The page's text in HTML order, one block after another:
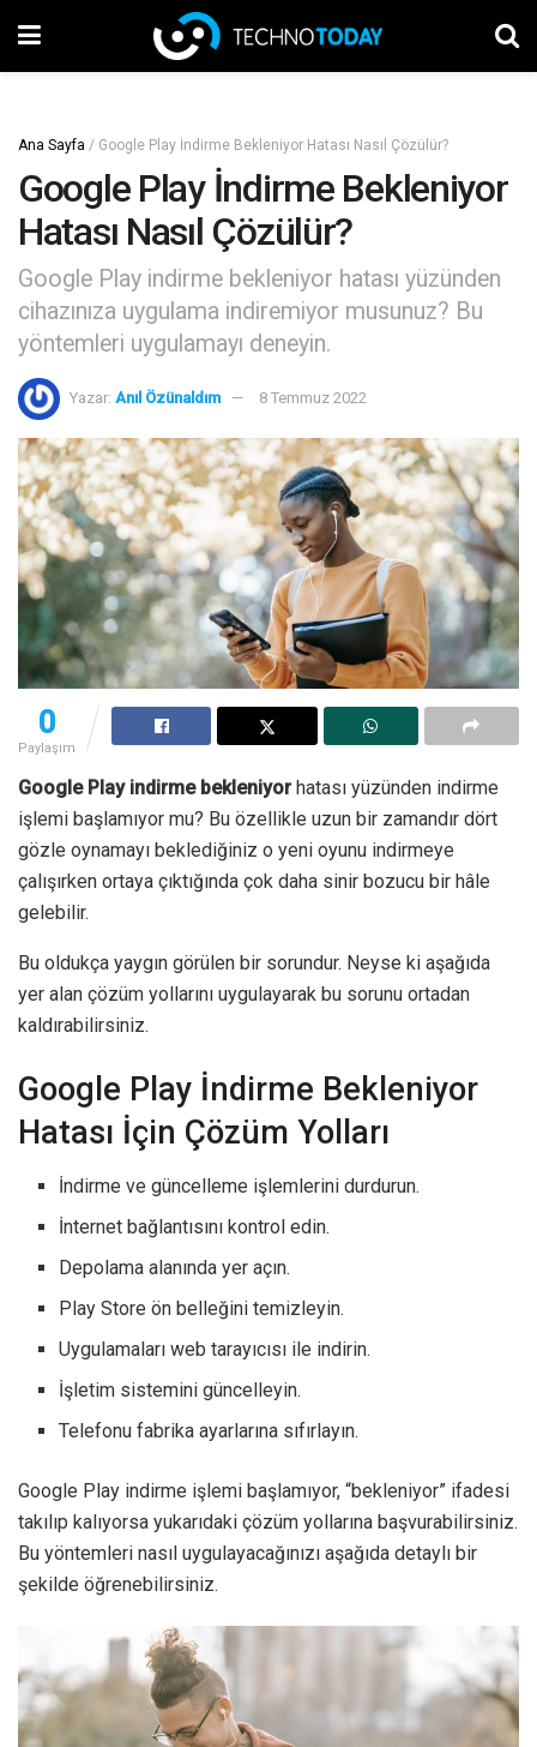
Ana Sayfa / Google Play İndirme Bekleniyor Hatası Nasıl Çözülür?
Google Play İndirme Bekleniyor
Hatası Nasıl Çözülür?
Google Play indirme bekleniyor hatası yüzünden
cihazınıza uygulama indiremiyor musunuz? Bu
yöntemleri uygulamayı deneyin.
Yazar: Anıl Özünaldım 8 Temmuz 2022
0
Paylaşım
Google Play indirme bekleniyorhatası yüzünden indirme
işlemi başlamıyor mu? Bu özellikle uzun bir zamandır dört
gözle oynamayı beklediğiniz o yeni oyunu indirmeye
çalışırken ortaya çıktığında çok daha sinir bozucu bir hâle
gelebilir.
Bu oldukça yaygın görülen bir sorundur. Neyse ki aşağıda
yer alan çözüm yollarını uygulayarak bu sorunu ortadan
kaldırabilirsiniz.
Google Play İndirme Bekleniyor
Hatası İçin Çözüm Yolları
İndirme ve güncelleme işlemlerini durdurun.
İnternet bağlantısını kontrol edin.
Depolama alanında yer açın.
Play Store ön belleğini temizleyin.
Uygulamaları web tarayıcısı ile indirin.
İşletim sistemini güncelleyin.
Telefonu fabrika ayarlarına sıfırlayın.
Google Play indirme işlemi başlamıyor, “bekleniyor” ifadesi
takılıp kalıyorsa yukarıdaki çözüm yollarına başvurabilirsiniz.
Bu yöntemleri nasıl uygulayacağınızı aşağıda detaylı bir
şekilde öğrenebilirsiniz.